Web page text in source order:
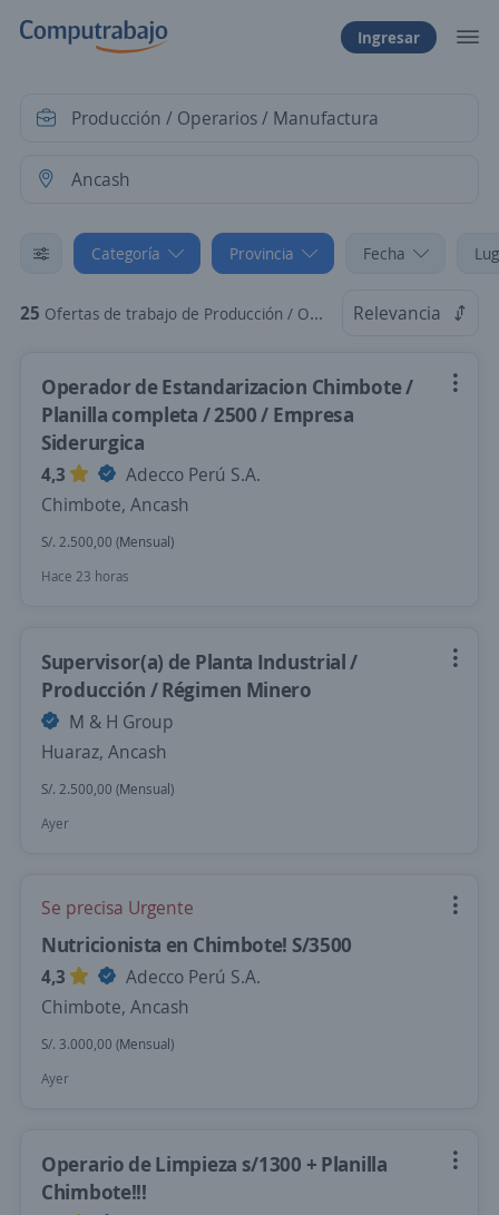
Ingresar
Categoría Provincia Fecha
25 Ofertas de trabajo de Producción / Operarios / Manufactura en Ancash Relevancia
Operador de Estandarizacion Chimbote /
Planilla completa / 2500 / Empresa
Siderurgica
4,3
Adecco Perú S.A.
Chimbote, Ancash
S/. 2.500,00 (Mensual)
Hace 23 horas
Supervisor(a) de Planta Industrial /
Producción / Régimen Minero
M & H Group
Huaraz, Ancash
S/. 2.500,00 (Mensual)
Ayer
Se precisa Urgente
Nutricionista en Chimbote! S/3500
4,3
Adecco Perú S.A.
Chimbote, Ancash
S/. 3.000,00 (Mensual)
Ayer
Operario de Limpieza s/1300 + Planilla
Chimbote!!!